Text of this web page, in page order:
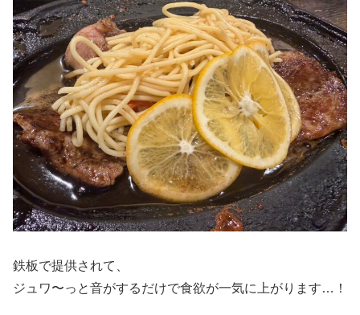
鉄板で提供されて、
ジュワ〜っと音がするだけで食欲が一気に上がります…！